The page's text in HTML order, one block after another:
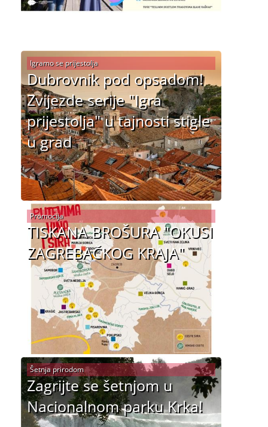
Dubrovnik pod opsadom!
Zvijezde serije "Igra
prijestolja" u tajnosti stigle
u grad
Igramo se prijestolja
TISKANA BROŠURA "OKUSI
ZAGREBAČKOG KRAJA"
Promocija
Zagrijte se šetnjom u
Nacionalnom parku Krka!
Šetnja prirodom